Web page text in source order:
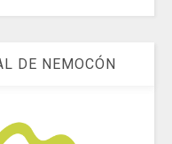
DE NEMOCÓN